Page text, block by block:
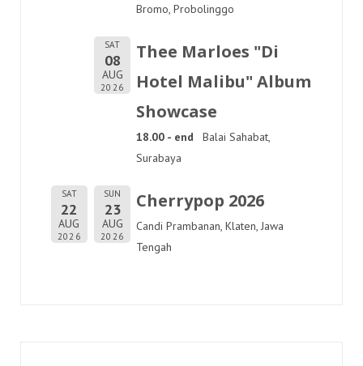
Bromo, Probolinggo
SAT
08
AUG
2026
Thee Marloes "Di
Hotel Malibu" Album
Showcase
18.00 - end
Balai Sahabat,
Surabaya
SAT
22
AUG
2026
SUN
23
AUG
2026
Cherrypop 2026
Candi Prambanan, Klaten, Jawa
Tengah